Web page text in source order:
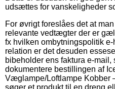
udsættes for vanskeligheder
For øvrigt foreslåes det at
relevante vedtægter der er
fx hvilken ombytningspolitik
relation er det desuden
bibeholder ens faktura e-
dokumentere bestillingen af
Væglampe/Loftlampe Kobber
søger et produkt til en dreng